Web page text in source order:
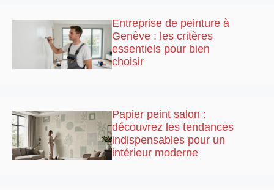
Entreprise de peinture à
Genève : les critères
essentiels pour bien
choisir
Papier peint salon :
découvrez les tendances
indispensables pour un
intérieur moderne